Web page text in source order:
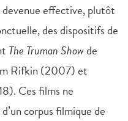
devenue effective, plutôt
des dispositifs de
The Truman Showde
Rifkin (2007) et
Ces films ne
corpus filmique de